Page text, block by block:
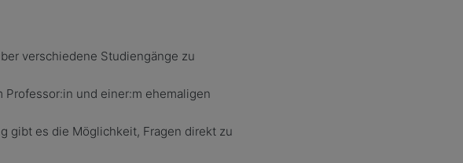
verschiedene Studiengänge zu
und einer:m ehemaligen
gibt es die Möglichkeit, Fragen direkt zu